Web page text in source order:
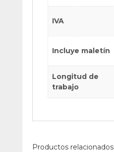
IVA
Incluye maletín
Longitud de
trabajo
Productos relacionados